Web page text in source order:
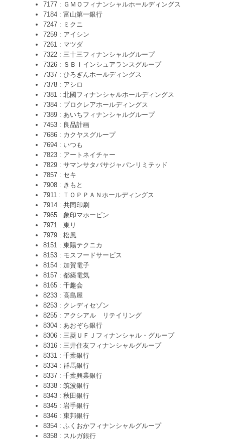
7177 : ＧＭＯフィナンシャルホールディングス
7184 : 富山第一銀行
7247 : ミクニ
7259 : アイシン
7261 : マツダ
7322 : 三十三フィナンシャルグループ
7326 : ＳＢＩインシュアランスグループ
7337 : ひろぎんホールディングス
7378 : アシロ
7381 : 北國フィナンシャルホールディングス
7384 : プロクレアホールディングス
7389 : あいちフィナンシャルグループ
7453 : 良品計画
7686 : カクヤスグループ
7694 : いつも
7823 : アートネイチャー
7829 : サマンサタバサジャパンリミテッド
7857 : セキ
7908 : きもと
7911 : ＴＯＰＰＡＮホールディングス
7914 : 共同印刷
7965 : 象印マホービン
7971 : 東リ
7979 : 松風
8151 : 東陽テクニカ
8153 : モスフードサービス
8154 : 加賀電子
8157 : 都築電気
8165 : 千趣会
8233 : 高島屋
8253 : クレディセゾン
8255 : アクシアル リテイリング
8304 : あおぞら銀行
8306 : 三菱ＵＦＪフィナンシャル・グループ
8316 : 三井住友フィナンシャルグループ
8331 : 千葉銀行
8334 : 群馬銀行
8337 : 千葉興業銀行
8338 : 筑波銀行
8343 : 秋田銀行
8345 : 岩手銀行
8346 : 東邦銀行
8354 : ふくおかフィナンシャルグループ
8358 : スルガ銀行